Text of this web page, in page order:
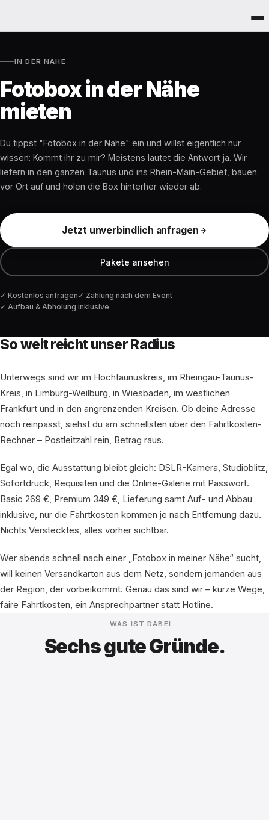
IN DER NÄHE
Fotobox in der Nähe
mieten
Du tippst "Fotobox in der Nähe" ein und willst eigentlich nur
wissen: Kommt ihr zu mir? Meistens lautet die Antwort ja. Wir
liefern in den ganzen Taunus und ins Rhein-Main-Gebiet, bauen
vor Ort auf und holen die Box hinterher wieder ab.
Jetzt unverbindlich anfragen
Pakete ansehen
Kostenlos anfragen
Zahlung nach dem Event
Aufbau & Abholung inklusive
So weit reicht unser Radius
Unterwegs sind wir im Hochtaunuskreis, im Rheingau-Taunus-
Kreis, in Limburg-Weilburg, in Wiesbaden, im westlichen
Frankfurt und in den angrenzenden Kreisen. Ob deine Adresse
noch reinpasst, siehst du am schnellsten über den Fahrtkosten-
Rechner – Postleitzahl rein, Betrag raus.
Egal wo, die Ausstattung bleibt gleich: DSLR-Kamera, Studioblitz,
Sofortdruck, Requisiten und die Online-Galerie mit Passwort.
Basic 269 €, Premium 349 €, Lieferung samt Auf- und Abbau
inklusive, nur die Fahrtkosten kommen je nach Entfernung dazu.
Nichts Verstecktes, alles vorher sichtbar.
Wer abends schnell nach einer „Fotobox in meiner Nähe“ sucht,
will keinen Versandkarton aus dem Netz, sondern jemanden aus
der Region, der vorbeikommt. Genau das sind wir – kurze Wege,
faire Fahrtkosten, ein Ansprechpartner statt Hotline.
WAS IST DABEI.
Sechs gute Gründe.